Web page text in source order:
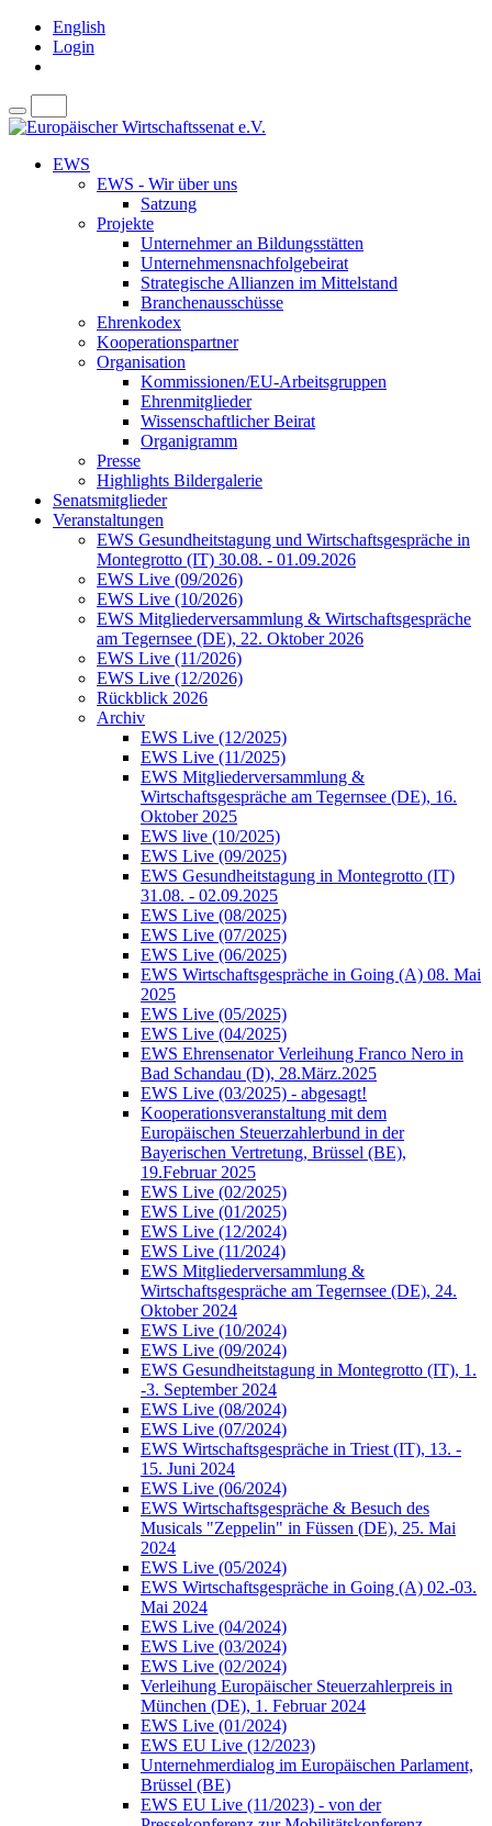
English
Login
EWS
EWS - Wir über uns
Satzung
Projekte
Unternehmer an Bildungsstätten
Unternehmensnachfolgebeirat
Strategische Allianzen im Mittelstand
Branchenausschüsse
Ehrenkodex
Kooperationspartner
Organisation
Kommissionen/EU-Arbeitsgruppen
Ehrenmitglieder
Wissenschaftlicher Beirat
Organigramm
Presse
Highlights Bildergalerie
Senatsmitglieder
Veranstaltungen
EWS Gesundheitstagung und Wirtschaftsgespräche in
Montegrotto (IT) 30.08. - 01.09.2026
EWS Live (09/2026)
EWS Live (10/2026)
EWS Mitgliederversammlung & Wirtschaftsgespräche
am Tegernsee (DE), 22. Oktober 2026
EWS Live (11/2026)
EWS Live (12/2026)
Rückblick 2026
Archiv
EWS Live (12/2025)
EWS Live (11/2025)
EWS Mitgliederversammlung &
Wirtschaftsgespräche am Tegernsee (DE), 16.
Oktober 2025
EWS live (10/2025)
EWS Live (09/2025)
EWS Gesundheitstagung in Montegrotto (IT)
31.08. - 02.09.2025
EWS Live (08/2025)
EWS Live (07/2025)
EWS Live (06/2025)
EWS Wirtschaftsgespräche in Going (A) 08. Mai
2025
EWS Live (05/2025)
EWS Live (04/2025)
EWS Ehrensenator Verleihung Franco Nero in
Bad Schandau (D), 28.März.2025
EWS Live (03/2025) - abgesagt!
Kooperationsveranstaltung mit dem
Europäischen Steuerzahlerbund in der
Bayerischen Vertretung, Brüssel (BE),
19.Februar 2025
EWS Live (02/2025)
EWS Live (01/2025)
EWS Live (12/2024)
EWS Live (11/2024)
EWS Mitgliederversammlung &
Wirtschaftsgespräche am Tegernsee (DE), 24.
Oktober 2024
EWS Live (10/2024)
EWS Live (09/2024)
EWS Gesundheitstagung in Montegrotto (IT), 1.
-3. September 2024
EWS Live (08/2024)
EWS Live (07/2024)
EWS Wirtschaftsgespräche in Triest (IT), 13. -
15. Juni 2024
EWS Live (06/2024)
EWS Wirtschaftsgespräche & Besuch des
Musicals "Zeppelin" in Füssen (DE), 25. Mai
2024
EWS Live (05/2024)
EWS Wirtschaftsgespräche in Going (A) 02.-03.
Mai 2024
EWS Live (04/2024)
EWS Live (03/2024)
EWS Live (02/2024)
Verleihung Europäischer Steuerzahlerpreis in
München (DE), 1. Februar 2024
EWS Live (01/2024)
EWS EU Live (12/2023)
Unternehmerdialog im Europäischen Parlament,
Brüssel (BE)
EWS EU Live (11/2023) - von der